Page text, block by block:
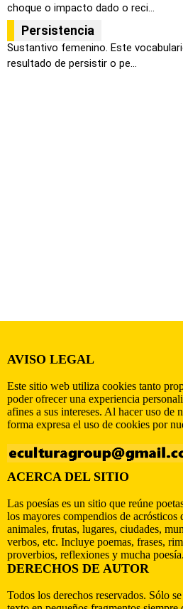
choque o impacto dado o reci...
Persistencia
Sustantivo femenino. Este
resultado de persistir o pe...
AVISO LEGAL
Este sitio web utiliza cookies tanto
poder ofrecer una experiencia
afines a sus intereses. Al hacer uso de
forma expresa el uso de cookies por
ACERCA DEL SITIO
Las poesías es un sitio que reúne
los mayores compendios de acrósticos
animales, frutas, lugares, ciudades,
verbos, etc. Incluye poemas, frases,
proverbios, reflexiones y mucha poesía.
DERECHOS DE AUTOR
Todos los derechos reservados. Sólo